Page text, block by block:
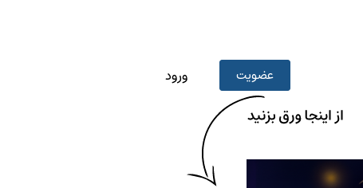
ورود عضویت